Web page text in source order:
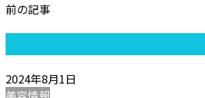
前の記事
2024年8月1日